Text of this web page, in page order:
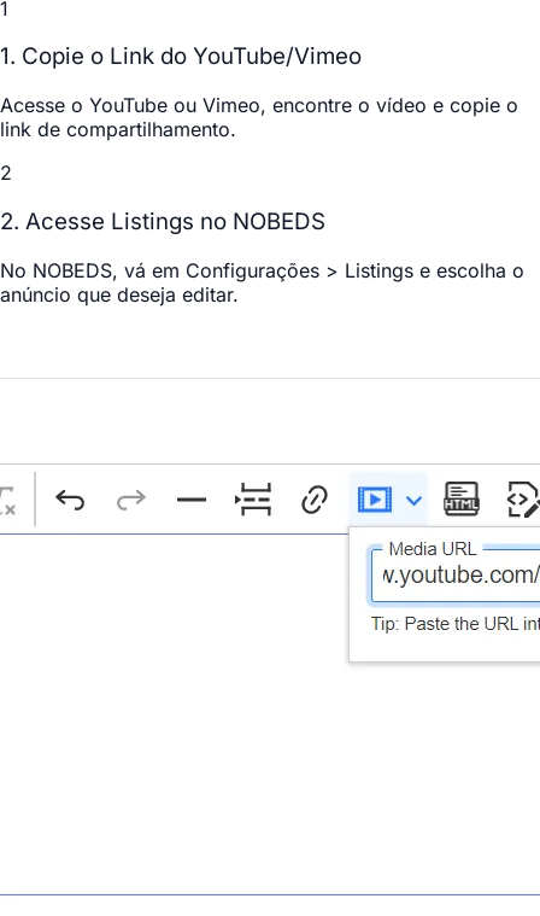
1
1. Copie o Link do YouTube/Vimeo
Acesse o YouTube ou Vimeo, encontre o vídeo e copie o
link de compartilhamento.
2
2. Acesse Listings no NOBEDS
No NOBEDS, vá em Configurações > Listings e escolha o
anúncio que deseja editar.